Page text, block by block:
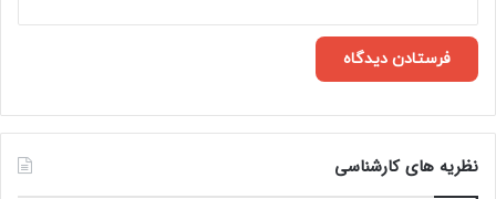
نظریه های کارشناسی